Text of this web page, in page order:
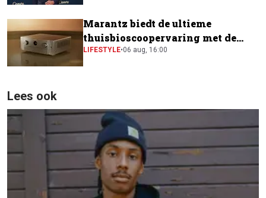
Marantz biedt de ultieme
thuisbioscoopervaring met de
CINEMA Series 2
LIFESTYLE•06 aug, 16:00
Lees ook